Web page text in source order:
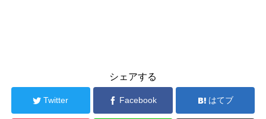
シェアする
Twitter Facebook はてブ